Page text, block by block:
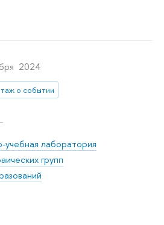
2024
о событии
учебная лаборатория
групп